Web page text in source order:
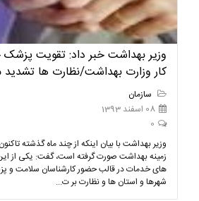
وزیر بهداشت خبر داد: تقویت پزشک
کار وزارت بهداشت/نظارت ها
سازمان
08 اسفند 1393
0
وزیر بهداشت ‌با بیان اینکه از چند ماه گذشته
زمینه بهداشت صورت گرفته است، گفت: یکی از این
های خدمات در قالب حضور کارشناسان سلامت و
شهرها و استان ها و نظارت بر ت...